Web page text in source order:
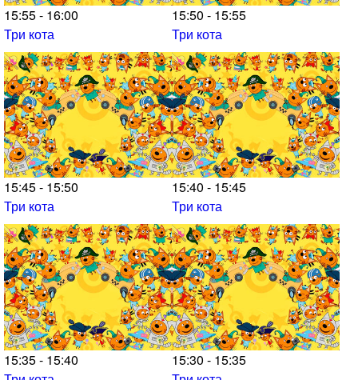
15:55 - 16:00
Три кота
15:50 - 15:55
Три кота
15:45 - 15:50
Три кота
15:40 - 15:45
Три кота
15:35 - 15:40
15:30 - 15:35